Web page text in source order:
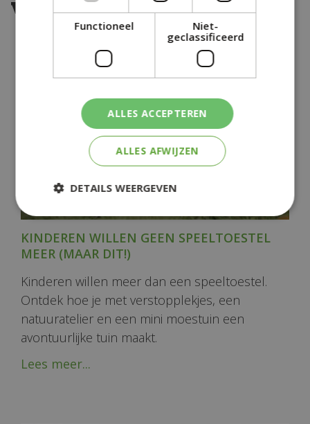
KINDEREN WILLEN GEEN SPEELTOESTEL
MEER (MAAR DIT!)
Kinderen willen meer dan een speeltoestel.
Ontdek hoe je met verstopplekjes, een
natuuratelier en een mini moestuin een
avontuurlijke tuin maakt.
Lees meer...
Functioneel
Niet-
geclassificeerd
ALLES ACCEPTEREN
ALLES AFWIJZEN
DETAILS WEERGEVEN